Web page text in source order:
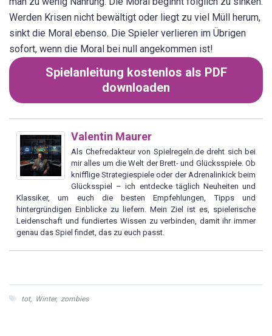
Werden Krisen nicht bewältigt oder liegt zu viel Müll herum,
sinkt die Moral ebenso. Die Spieler verlieren im Übrigen
sofort, wenn die Moral bei null angekommen ist!
Spielanleitung kostenlos als PDF
downloaden
Valentin Maurer
Als Chefredakteur von Spielregeln.de dreht sich bei
mir alles um die Welt der Brett- und Glücksspiele. Ob
knifflige Strategiespiele oder der Adrenalinkick beim
Glücksspiel – ich entdecke täglich Neuheiten und
Klassiker, um euch die besten Empfehlungen, Tipps und
hintergründigen Einblicke zu liefern. Mein Ziel ist es, spielerische
Leidenschaft und fundiertes Wissen zu verbinden, damit ihr immer
genau das Spiel findet, das zu euch passt.
tot, Winter, zombies